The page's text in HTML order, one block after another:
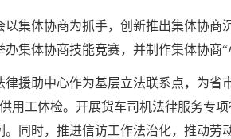
集体协商为抓手，创新推出集体协商
集体协商技能竞赛，并制作集体协商
援助中心作为基层立法联系点，为省
用工体检。开展货车司机法律服务专
同时，推进信访工作法治化，推动劳